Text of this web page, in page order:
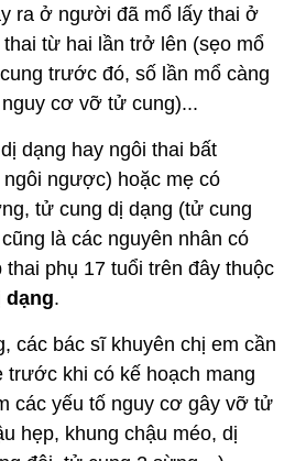
ra ở người đã mổ lấy thai ở
từ hai lần trở lên (sẹo mổ
trước đó, số lần mổ càng
cơ vỡ tử cung)...
dạng hay ngôi thai bất
ngược) hoặc mẹ có
tử cung dị dạng (tử cung
là các nguyên nhân có
phụ 17 tuổi trên đây thuộc
.
các bác sĩ khuyên chị em cần
trước khi có kế hoạch mang
các yếu tố nguy cơ gây vỡ tử
hẹp, khung chậu méo, dị